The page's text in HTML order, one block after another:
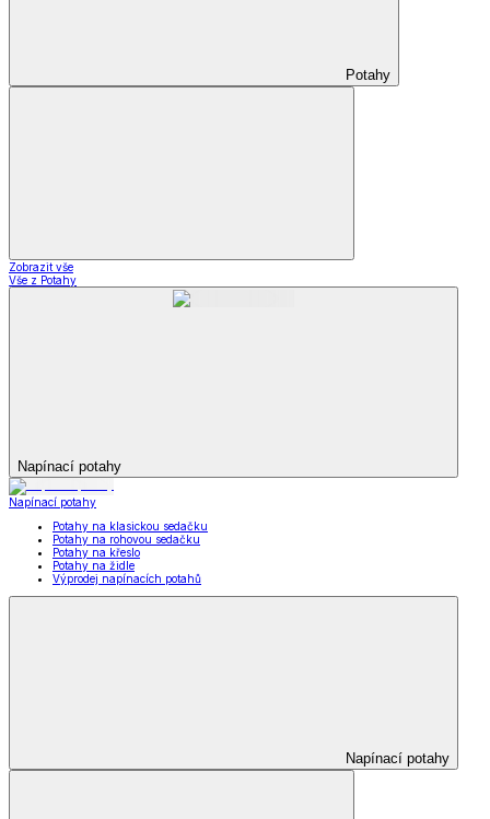
Potahy
Zobrazit vše
Vše z Potahy
Napínací potahy
Napínací potahy
Potahy na klasickou sedačku
Potahy na rohovou sedačku
Potahy na křeslo
Potahy na židle
Výprodej napínacích potahů
Napínací potahy